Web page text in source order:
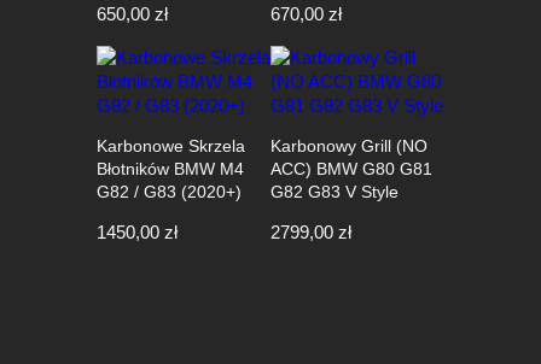
650,00 zł 670,00 zł
Karbonowe Skrzela
Błotników BMW M4
G82 / G83 (2020+)
1450,00 zł
Karbonowy Grill (NO
ACC) BMW G80 G81
G82 G83 V Style
2799,00 zł